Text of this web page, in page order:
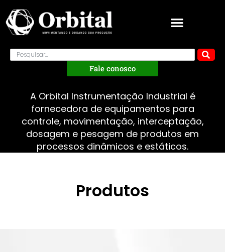
Fale conosco
A Orbital Instrumentação Industrial é
fornecedora de equipamentos para
controle, movimentação, interceptação,
dosagem e pesagem de produtos em
processos dinâmicos e estáticos.
Produtos